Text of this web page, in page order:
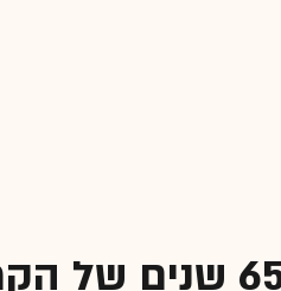
"פיצוי על 65